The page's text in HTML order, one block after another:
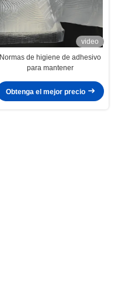
video
Normas de higiene de adhesivo
para mantener
Obtenga el mejor precio